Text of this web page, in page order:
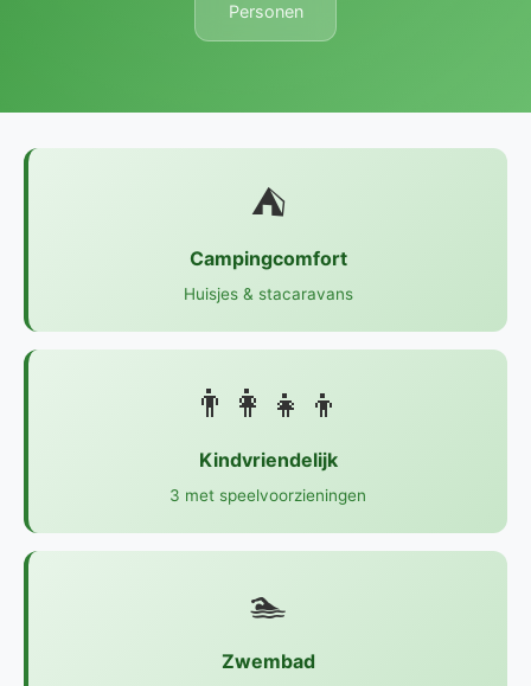
Personen
⛺
Campingcomfort
Huisjes & stacaravans
👨‍👩‍👧‍👦
Kindvriendelijk
3 met speelvoorzieningen
🏊
Zwembad